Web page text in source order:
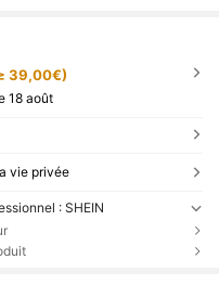
39,00€)
18 août
vie privée
: SHEIN